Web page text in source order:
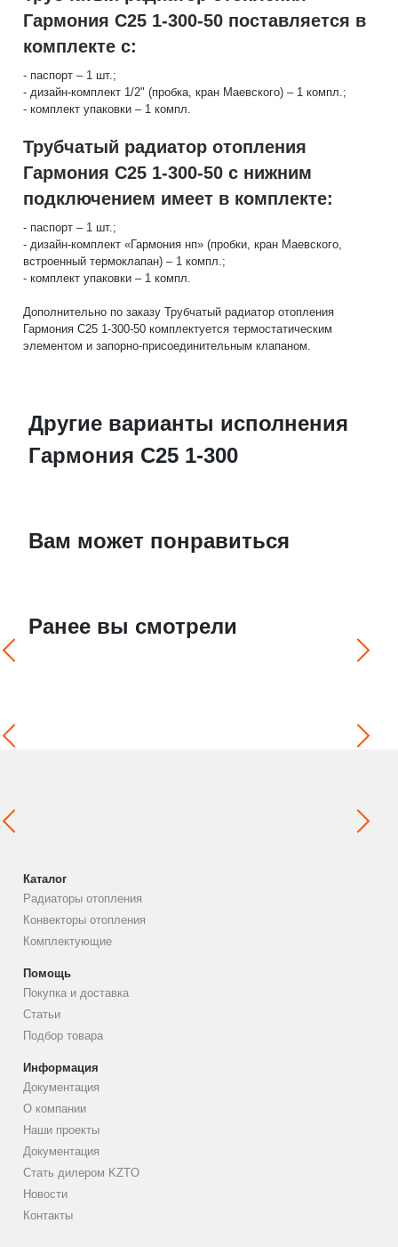
Гармония С25 1-300-50 поставляется в
комплекте с:
- паспорт – 1 шт.;
- дизайн-комплект 1/2" (пробка, кран Маевского) – 1 компл.;
- комплект упаковки – 1 компл.
Трубчатый радиатор отопления
Гармония С25 1-300-50 с нижним
подключением имеет в комплекте:
- паспорт – 1 шт.;
- дизайн-комплект «Гармония нп» (пробки, кран Маевского,
встроенный термоклапан) – 1 компл.;
- комплект упаковки – 1 компл.
Дополнительно по заказу Трубчатый радиатор отопления
Гармония С25 1-300-50 комплектуется термостатическим
элементом и запорно-присоединительным клапаном.
Другие варианты исполнения
Гармония С25 1-300
Вам может понравиться
Ранее вы смотрели
Каталог
Радиаторы отопления
Конвекторы отопления
Комплектующие
Помощь
Покупка и доставка
Статьи
Подбор товара
Информация
Документация
О компании
Наши проекты
Документация
Стать дилером KZTO
Новости
Контакты